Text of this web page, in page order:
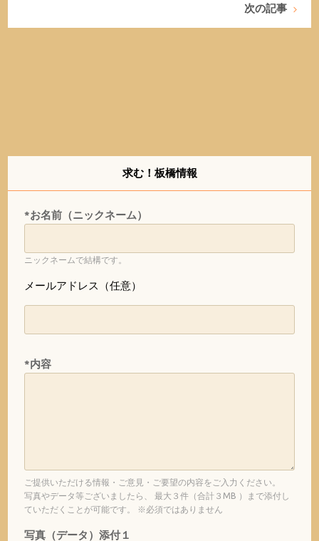
次の記事
求む！板橋情報
*お名前（ニックネーム）
ニックネームで結構です。
メールアドレス（任意）
*内容
ご提供いただける情報・ご意見・ご要望の内容をご入力ください。
写真やデータ等ございましたら、 最大３件（合計３MB ）まで添付し
ていただくことが可能です。 ※必須ではありません
写真（データ）添付１